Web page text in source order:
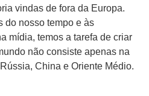
vindas de fora da Europa.
do nosso tempo e às
mídia, temos a tarefa de criar
não consiste apenas na
China e Oriente Médio.